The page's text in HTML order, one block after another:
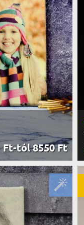
Ft-tól 8550 Ft